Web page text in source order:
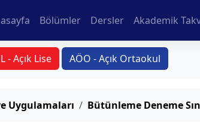
Bölümler Dersler Akademik
- Açık Lise AÖO - Açık Ortaokul
Uygulamaları Bütünleme Deneme